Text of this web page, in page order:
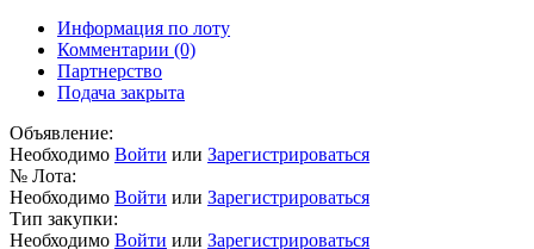
Информация по лоту
Комментарии (0)
Партнерство
Подача закрыта
Объявление:
Необходимо Войти или Зарегистрироваться
№ Лота:
Необходимо Войти или Зарегистрироваться
Тип закупки:
Необходимо Войти или Зарегистрироваться